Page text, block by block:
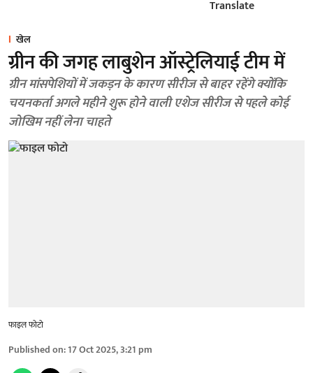
Translate
खेल
ग्रीन की जगह लाबुशेन ऑस्ट्रेलियाई टीम में
ग्रीन मांसपेशियों में जकड़न के कारण सीरीज से बाहर रहेंगे क्योंकि
चयनकर्ता अगले महीने शुरू होने वाली एशेज सीरीज से पहले कोई
जोखिम नहीं लेना चाहते
फाइल फोटो
Published on:17 Oct 2025, 3:21 pm